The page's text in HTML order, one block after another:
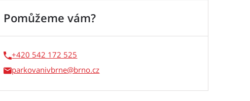
Pomůžeme vám?
+420 542 172 525
parkovanivbrne